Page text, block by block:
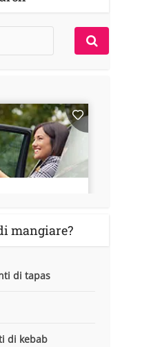
mangiare?
di tapas
di kebab